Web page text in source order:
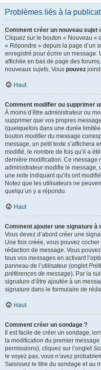
Problèmes liés à la
Comment créer un nouveau sujet
Cliquez sur le bouton « Nouveau »
« Répondre » depuis la page d’un
enregistré pour écrire un message.
affichée en bas de page des
nouveaux sujets, Vous pouvez
Haut
Comment modifier ou supprimer
À moins d’être administrateur ou
supprimer que vos propres
(quelquefois dans une durée
bouton modifierdu message
message, un petit texte s’affichera
modifié, le nombre de fois qu’il a
dernière modification. Ce message
administrateur modifie le
une note indiquant qu’ils ont
Notez que les utilisateurs ne
quelqu’un y a répondu.
Haut
Comment ajouter une signature à
Vous devez d’abord créer une
Une fois créée, vous pouvez cocher
rédaction de message. Vous
tous vos messages en activant
panneau de l’utilisateur (onglet
préférences de message). Par la
signature d’être ajoutée à un
signature dans le formulaire de
Haut
Comment créer un sondage ?
Il est facile de créer un sondage,
la modification du premier
permissions), cliquez sur l’onglet
le voyez pas, vous n’avez
Saisissez le titre du sondage et au